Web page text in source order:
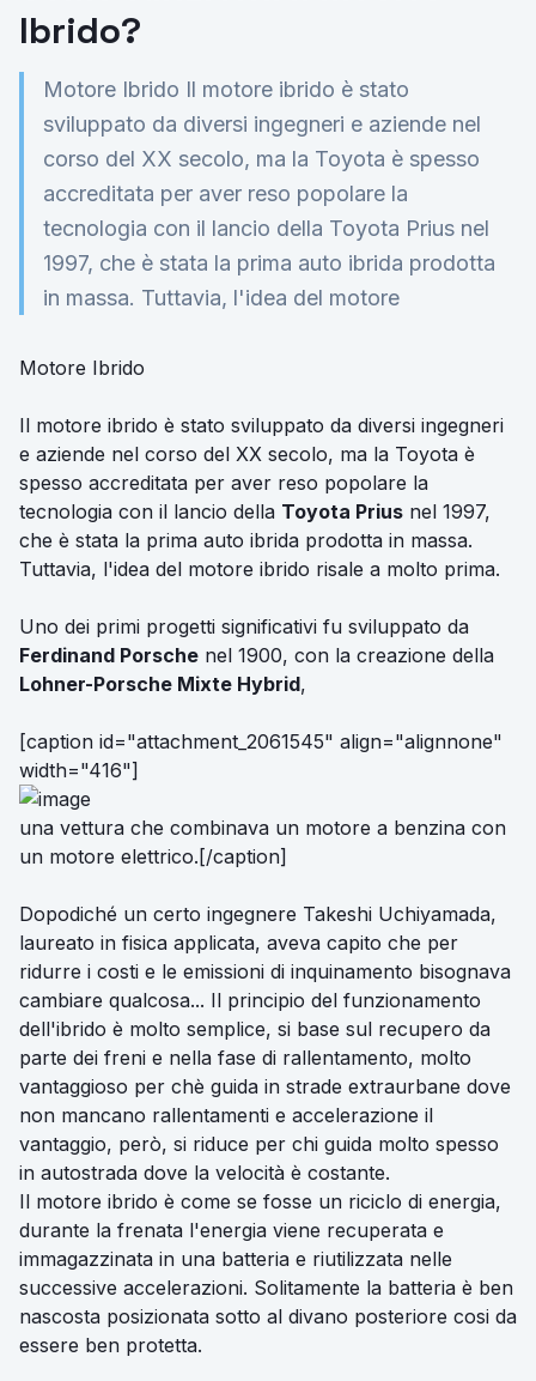
Ibrido?
Motore Ibrido Il motore ibrido è stato
sviluppato da diversi ingegneri e aziende nel
corso del XX secolo, ma la Toyota è spesso
accreditata per aver reso popolare la
tecnologia con il lancio della Toyota Prius nel
1997, che è stata la prima auto ibrida prodotta
in massa. Tuttavia, l'idea del motore
Motore Ibrido
Il motore ibrido è stato sviluppato da diversi ingegneri
e aziende nel corso del XX secolo, ma la Toyota è
spesso accreditata per aver reso popolare la
tecnologia con il lancio della Toyota Prius nel 1997,
che è stata la prima auto ibrida prodotta in massa.
Tuttavia, l'idea del motore ibrido risale a molto prima.
Uno dei primi progetti significativi fu sviluppato da
Ferdinand Porsche nel 1900, con la creazione della
Lohner-Porsche Mixte Hybrid,
[caption id="attachment_2061545" align="alignnone"
width="416"]
una vettura che combinava un motore a benzina con
un motore elettrico.[/caption]
Dopodiché un certo ingegnere Takeshi Uchiyamada,
laureato in fisica applicata, aveva capito che per
ridurre i costi e le emissioni di inquinamento bisognava
cambiare qualcosa... Il principio del funzionamento
dell'ibrido è molto semplice, si base sul recupero da
parte dei freni e nella fase di rallentamento, molto
vantaggioso per chè guida in strade extraurbane dove
non mancano rallentamenti e accelerazione il
vantaggio, però, si riduce per chi guida molto spesso
in autostrada dove la velocità è costante.
Il motore ibrido è come se fosse un riciclo di energia,
durante la frenata l'energia viene recuperata e
immagazzinata in una batteria e riutilizzata nelle
successive accelerazioni. Solitamente la batteria è ben
nascosta posizionata sotto al divano posteriore cosi da
essere ben protetta.